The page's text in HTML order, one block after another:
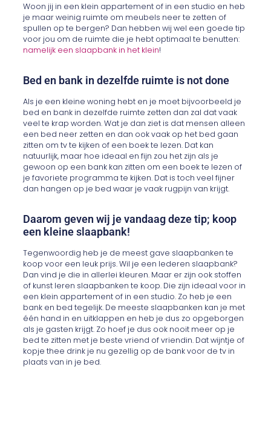
Woon jij in een klein appartement of in een studio en heb
je maar weinig ruimte om meubels neer te zetten of
spullen op te bergen? Dan hebben wij wel een goede tip
voor jou om de ruimte die je hebt optimaal te benutten:
namelijk een slaapbank in het klein!
Bed en bank in dezelfde ruimte is not done
Als je een kleine woning hebt en je moet bijvoorbeeld je
bed en bank in dezelfde ruimte zetten dan zal dat vaak
veel te krap worden. Wat je dan ziet is dat mensen alleen
een bed neer zetten en dan ook vaak op het bed gaan
zitten om tv te kijken of een boek te lezen. Dat kan
natuurlijk, maar hoe ideaal en fijn zou het zijn als je
gewoon op een bank kan zitten om een boek te lezen of
je favoriete programma te kijken. Dat is toch veel fijner
dan hangen op je bed waar je vaak rugpijn van krijgt.
Daarom geven wij je vandaag deze tip; koop
een kleine slaapbank!
Tegenwoordig heb je de meest gave slaapbanken te
koop voor een leuk prijs. Wil je een lederen slaapbank?
Dan vind je die in allerlei kleuren. Maar er zijn ook stoffen
of kunst leren slaapbanken te koop. Die zijn ideaal voor in
een klein appartement of in een studio. Zo heb je een
bank en bed tegelijk. De meeste slaapbanken kan je met
één hand in en uitklappen en heb je dus zo opgeborgen
als je gasten krijgt. Zo hoef je dus ook nooit meer op je
bed te zitten met je beste vriend of vriendin. Dat wijntje of
kopje thee drink je nu gezellig op de bank voor de tv in
plaats van in je bed.